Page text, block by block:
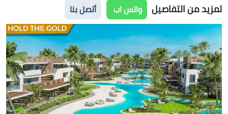
لمزيد من التفاصيل واتس اب أتصل بنا